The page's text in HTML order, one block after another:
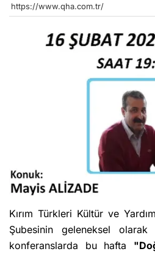
https://www.qha.com.tr/
Kırım Türkleri Kültür ve
Şubesinin geleneksel
konferanslarda bu hafta